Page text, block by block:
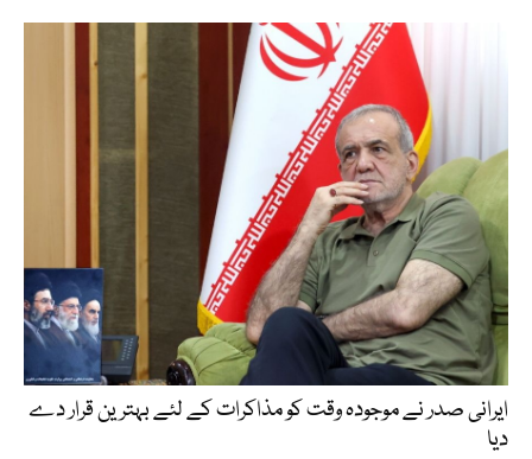
ایرانی صدر نے موجودہ وقت کو مذاکرات کے لئے بہترین قرار دے
دیا